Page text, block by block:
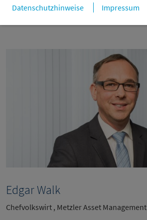
Datenschutzhinweise
Impressum
Edgar Walk
Chefvolkswirt , Metzler Asset Management